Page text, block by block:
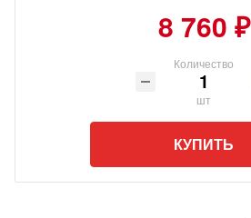
8 760 ₽
Количество
шт
КУПИТЬ